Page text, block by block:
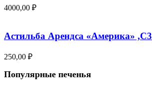
4000,00 ₽
Астильба Арендса «Америка» ,С3
250,00 ₽
Популярные печенья